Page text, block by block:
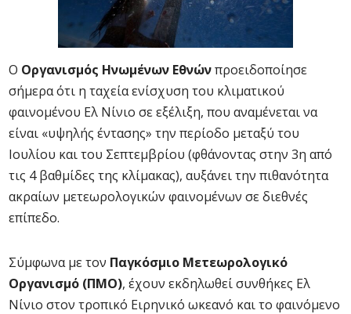
Ο Οργανισμός Ηνωμένων Εθνώνπροειδοποίησε
σήμερα ότι η ταχεία ενίσχυση του κλιματικού
φαινομένου Ελ Νίνιο σε εξέλιξη, που αναμένεται να
είναι «υψηλής έντασης» την περίοδο μεταξύ του
Ιουλίου και του Σεπτεμβρίου (φθάνοντας στην 3η από
τις 4 βαθμίδες της κλίμακας), αυξάνει την πιθανότητα
ακραίων μετεωρολογικών φαινομένων σε διεθνές
επίπεδο.
Σύμφωνα με τον Παγκόσμιο Μετεωρολογικό
Οργανισμό (ΠΜΟ), έχουν εκδηλωθεί συνθήκες Ελ
Νίνιο στον τροπικό Ειρηνικό ωκεανό και το φαινόμενο